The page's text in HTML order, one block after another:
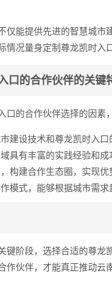
仅能提供先进的智慧城
况量身定制尊龙凯时入
口的合作伙伴的关键
的合作伙伴选择的因素
建设技术和尊龙凯时入
具有丰富的实践经验和成
构建合作生态圈，实现优
模式，能够根据城市需
键阶段，选择合适的尊
作伙伴，才能真正推动